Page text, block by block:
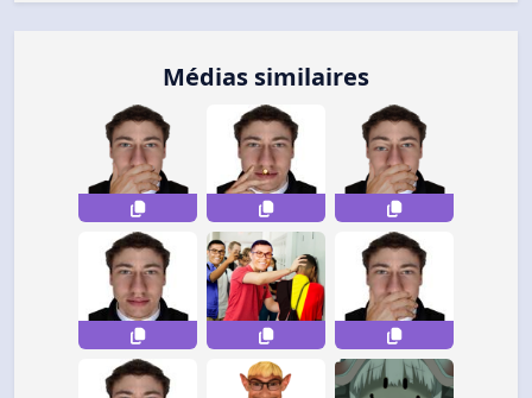
Médias similaires